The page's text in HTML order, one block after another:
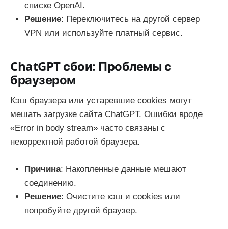
списке OpenAI.
Решение: Переключитесь на другой сервер
VPN или используйте платный сервис.
ChatGPT сбои: Проблемы с
браузером
Кэш браузера или устаревшие cookies могут
мешать загрузке сайта ChatGPT. Ошибки вроде
«Error in body stream» часто связаны с
некорректной работой браузера.
Причина: Накопленные данные мешают
соединению.
Решение: Очистите кэш и cookies или
попробуйте другой браузер.